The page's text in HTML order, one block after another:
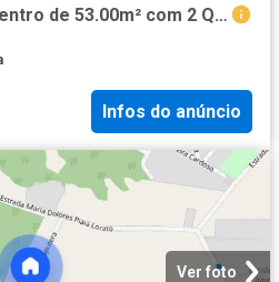
Casa para alugar em Centro de 53.00m² com 2 Quartos
Infos do anúncio
Ver foto